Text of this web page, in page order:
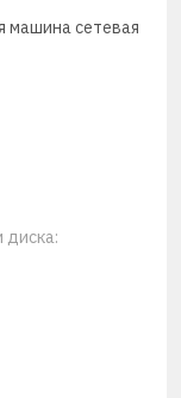
машина сетевая
диска: